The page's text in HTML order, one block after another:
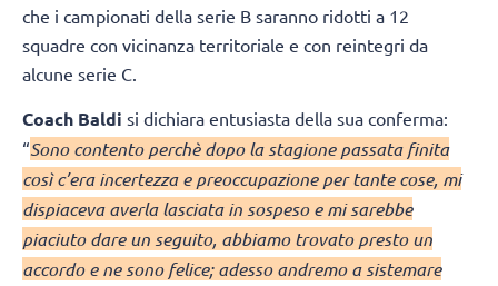
che i campionati della serie B saranno ridotti a 12
squadre con vicinanza territoriale e con reintegri da
alcune serie C.
Coach Baldi si dichiara entusiasta della sua conferma:
“Sono contento perchè dopo la stagione passata finita
così c’era incertezza e preoccupazione per tante cose, mi
dispiaceva averla lasciata in sospeso e mi sarebbe
piaciuto dare un seguito, abbiamo trovato presto un
accordo e ne sono felice; adesso andremo a sistemare